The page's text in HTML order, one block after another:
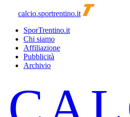
calcio.sportrentino.it
SporTrentino.it
Chi siamo
Affiliazione
Pubblicità
Archivio